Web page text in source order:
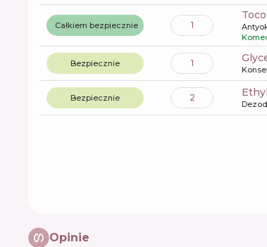
Całkiem bezpiecznie 1
Bezpiecznie 1
Bezpiecznie 2
Opinie